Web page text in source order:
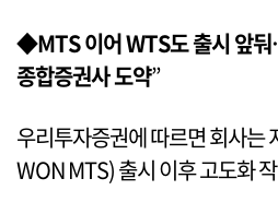
◆MTS 이어 WTS도 출시 앞
종합증권사 도약”
우리투자증권에 따르면 회사는
WON MTS) 출시 이후 고도화